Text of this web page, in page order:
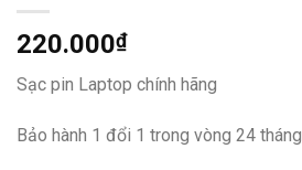
220.000₫
Sạc pin Laptop chính hãng
Bảo hành 1 đổi 1 trong vòng 24 tháng